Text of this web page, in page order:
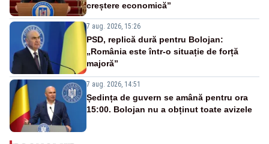
creștere economică”
7 aug. 2026, 15:26
PSD, replică dură pentru Bolojan:
„România este într-o situație de forță
majoră”
7 aug. 2026, 14:51
Ședința de guvern se amână pentru ora
15:00. Bolojan nu a obținut toate avizele